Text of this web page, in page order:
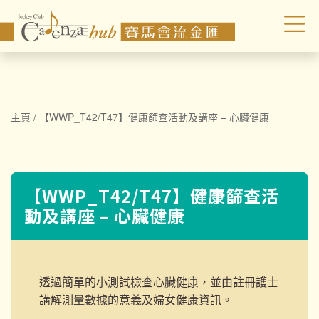
主頁 / 【WWP_T42/T47】健康篩查活動及講座 – 心臟健康
【WWP_T42/T47】健康篩查活
動及講座 – 心臟健康
透過簡單的小測試檢查心臟健康，並由註冊護士
講解測量數據的意義及婦女健康資訊。